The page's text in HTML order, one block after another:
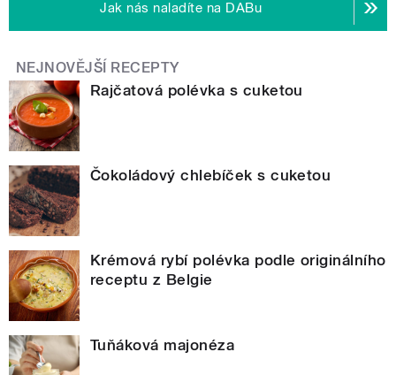
Jak nás naladíte na DABu
NEJNOVĚJŠÍ RECEPTY
Rajčatová polévka s cuketou
Čokoládový chlebíček s cuketou
Krémová rybí polévka podle originálního
receptu z Belgie
Tuňáková majonéza